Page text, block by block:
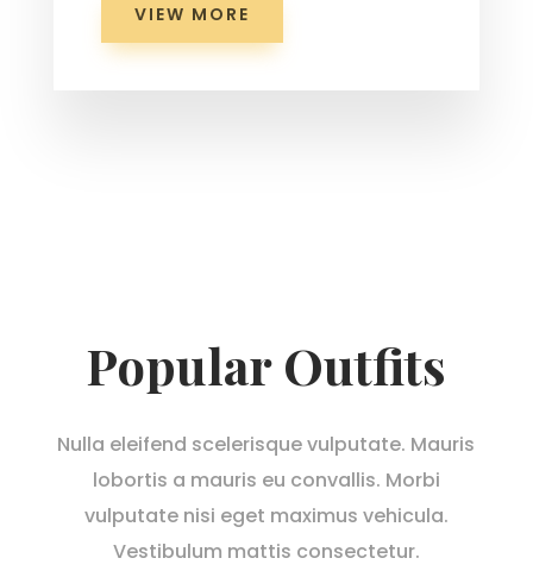
VIEW MORE
Popular Outfits
Nulla eleifend scelerisque vulputate. Mauris
lobortis a mauris eu convallis. Morbi
vulputate nisi eget maximus vehicula.
Vestibulum mattis consectetur.